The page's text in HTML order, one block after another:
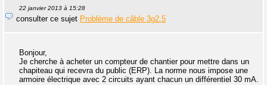
22 janvier 2013 à 15:28
consulter ce sujet Problème de câble 3g2.5
Bonjour,
Je cherche à acheter un compteur de chantier pour mettre dans un
chapiteau qui recevra du public (ERP). La norme nous impose une
armoire électrique avec 2 circuits ayant chacun un différentiel 30 mA.